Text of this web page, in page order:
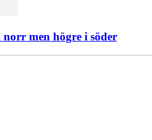
men högre i söder